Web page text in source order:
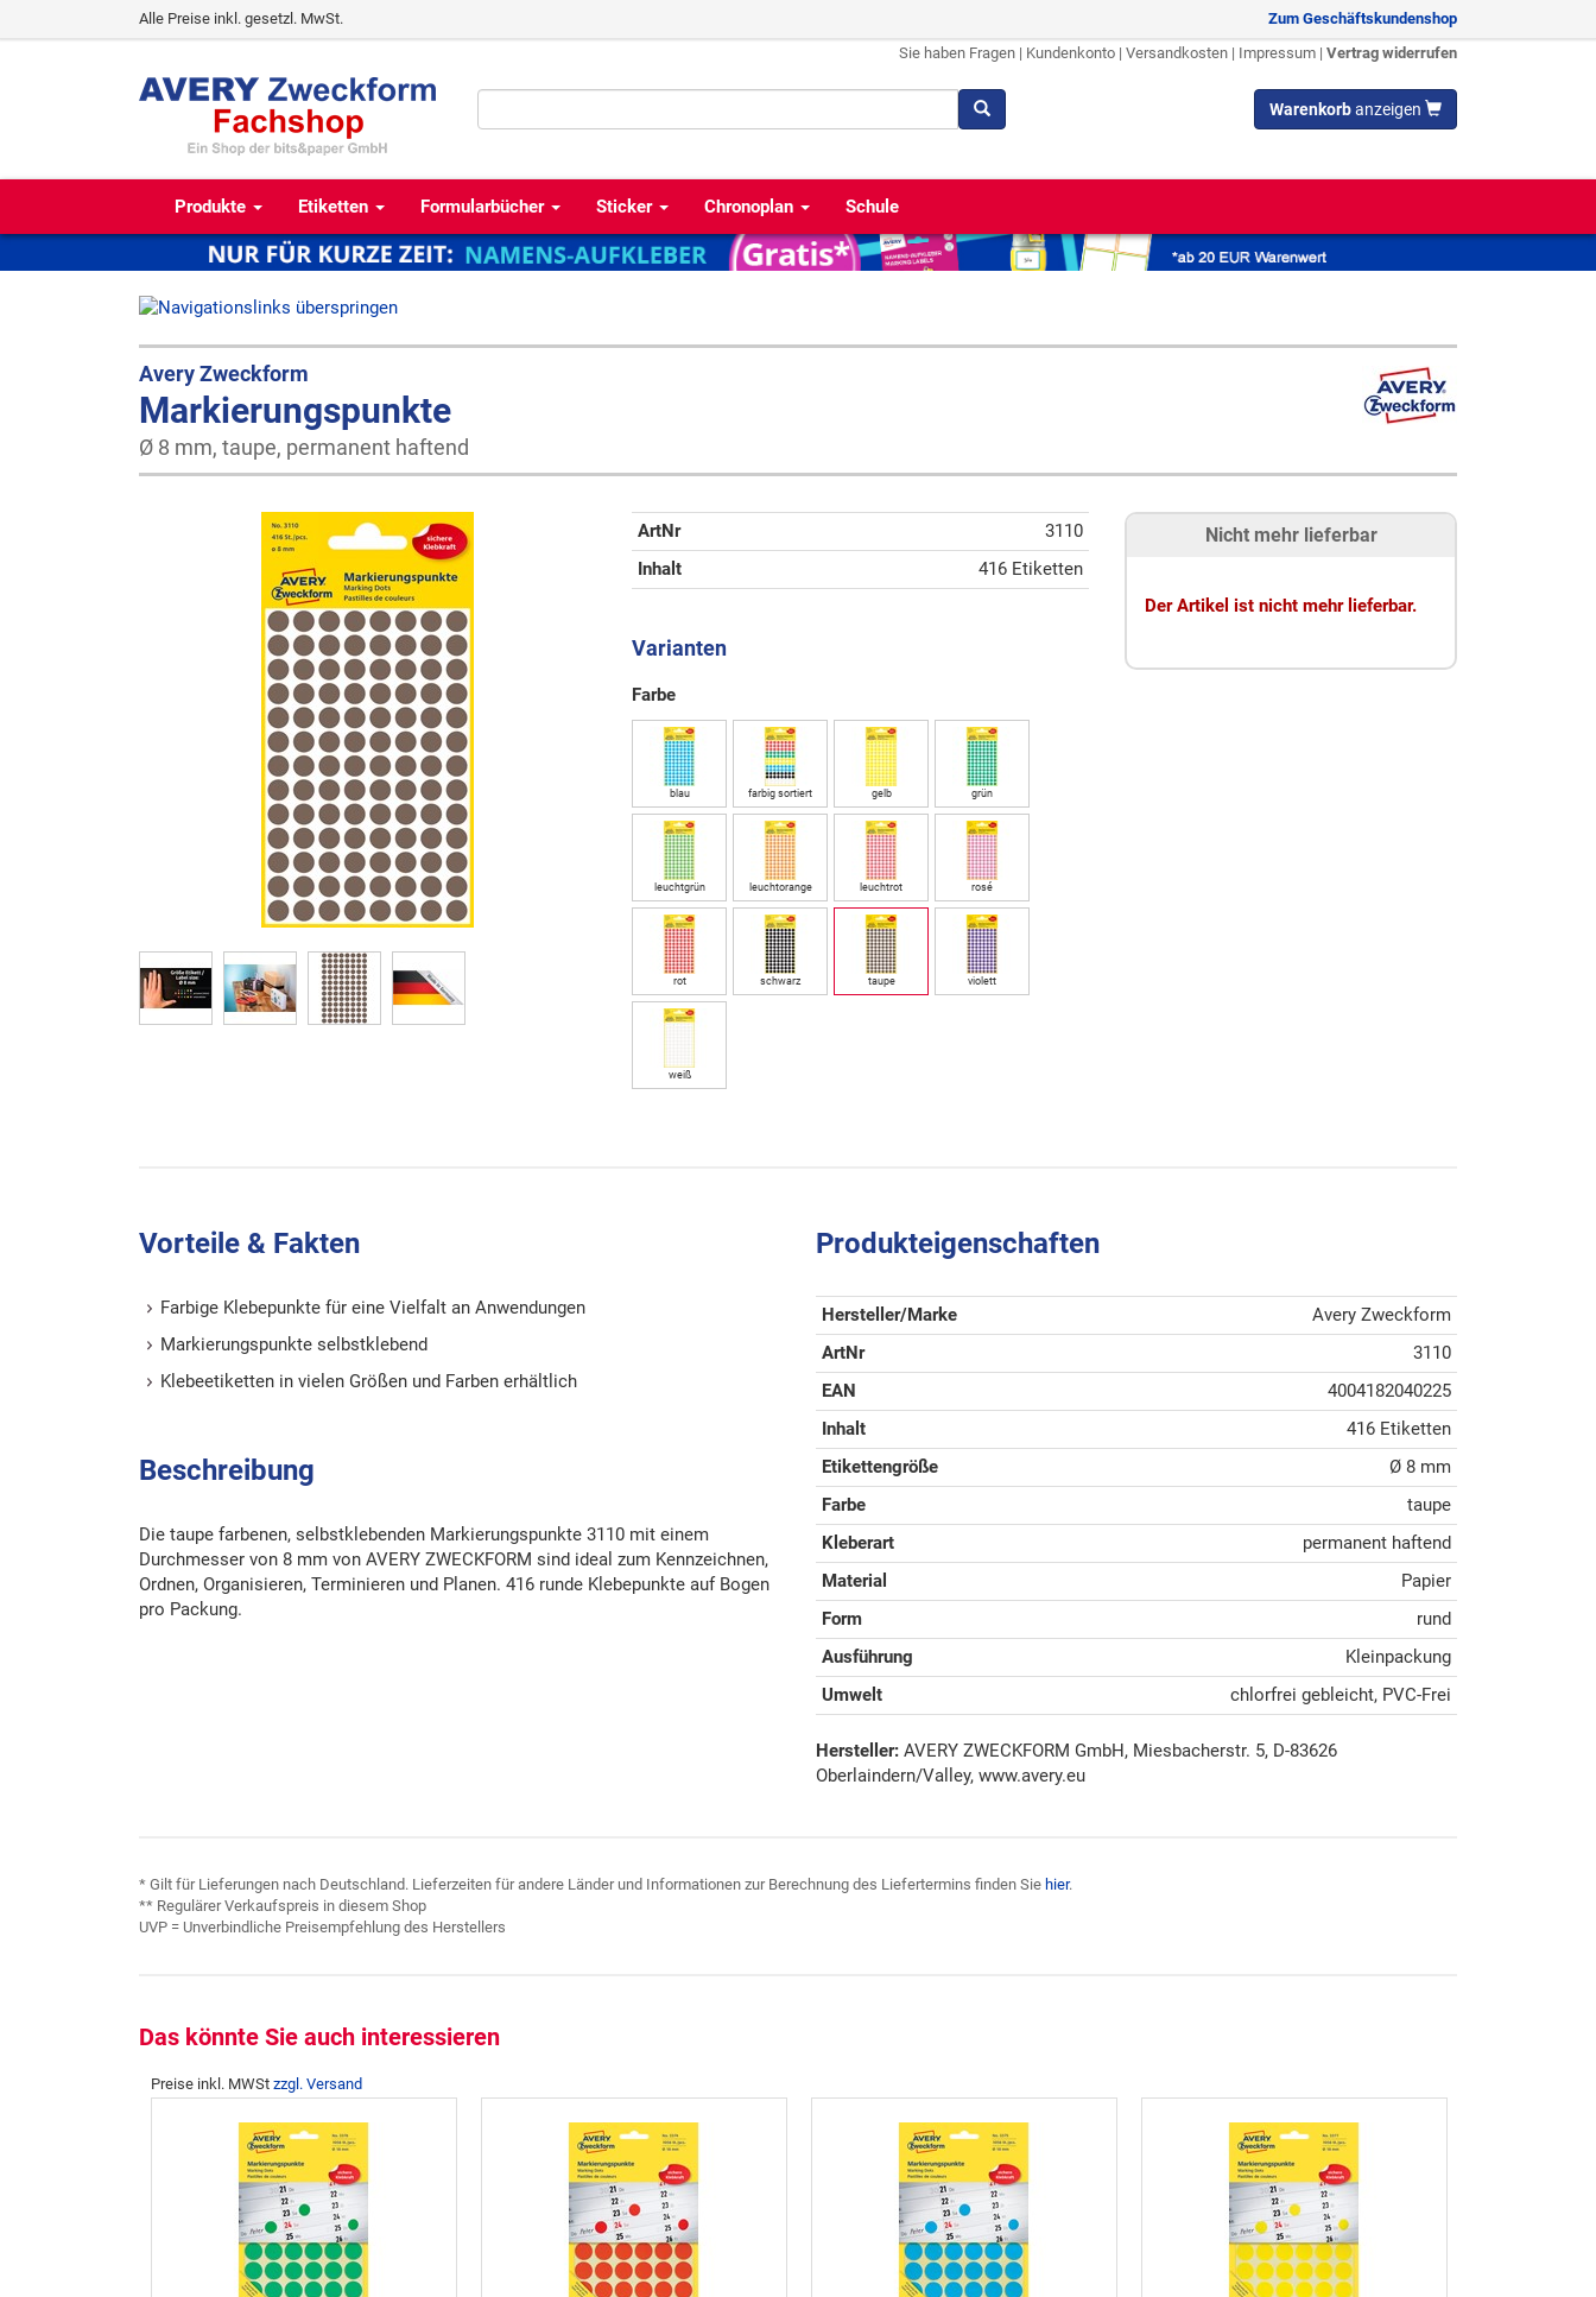
Alle Preise inkl. gesetzl. MwSt.
Zum Geschäftskundenshop
Sie haben Fragen | Kundenkonto | Versandkosten | Impressum | Vertrag widerrufen
Warenkorbanzeigen
Produkte Etiketten Formularbücher Sticker Chronoplan Schule
Avery Zweckform
Markierungspunkte
Ø 8 mm, taupe, permanent haftend
ArtNr
3110
Inhalt
416 Etiketten
Varianten
Farbe
blau farbig sortiert gelb grün
leuchtgrün leuchtorange leuchtrot rosé
rot schwarz taupe violett
weiß
Nicht mehr lieferbar
Der Artikel ist nicht mehr lieferbar.
Vorteile & Fakten
Farbige Klebepunkte für eine Vielfalt an Anwendungen
Markierungspunkte selbstklebend
Klebeetiketten in vielen Größen und Farben erhältlich
Beschreibung
Die taupe farbenen, selbstklebenden Markierungspunkte 3110 mit einem
Durchmesser von 8 mm von AVERY ZWECKFORM sind ideal zum Kennzeichnen,
Ordnen, Organisieren, Terminieren und Planen. 416 runde Klebepunkte auf Bogen
pro Packung.
Produkteigenschaften
Hersteller/Marke
Avery Zweckform
ArtNr
3110
EAN
4004182040225
Inhalt
416 Etiketten
Etikettengröße
Ø 8 mm
Farbe
taupe
Kleberart
permanent haftend
Material
Papier
Form
rund
Ausführung
Kleinpackung
Umwelt
chlorfrei gebleicht, PVC-Frei
Hersteller: AVERY ZWECKFORM GmbH, Miesbacherstr. 5, D-83626
Oberlaindern/Valley, www.avery.eu
* Gilt für Lieferungen nach Deutschland. Lieferzeiten für andere Länder und Informationen zur Berechnung des Liefertermins finden Sie hier.
** Regulärer Verkaufspreis in diesem Shop
UVP = Unverbindliche Preisempfehlung des Herstellers
Das könnte Sie auch interessieren
Preise inkl. MWSt zzgl. Versand